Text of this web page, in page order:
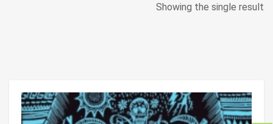
Showing the single result